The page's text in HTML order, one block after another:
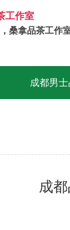
工作室
桑拿品茶工作
成都男
成